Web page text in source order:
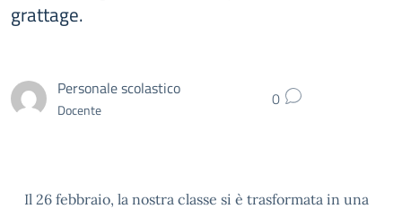
grattage.
Personale scolastico
Docente 0
Il 26 febbraio, la nostra classe si è trasformata in una